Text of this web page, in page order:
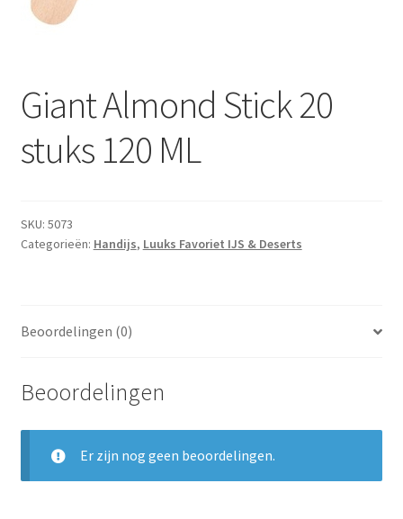
Koeling
Salades
Stoverijen
Maaltijden Diepvries
Giant Almond Stick 20
stuks 120 ML
SKU: 5073
Categorieën: Handijs, Luuks Favoriet IJS & Deserts
Beoordelingen (0)
Beoordelingen
Er zijn nog geen beoordelingen.